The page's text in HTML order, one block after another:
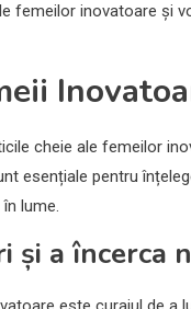
femeilor inovatoare și
cheie ale femeilor
esențiale pentru
lume.
și a încerca